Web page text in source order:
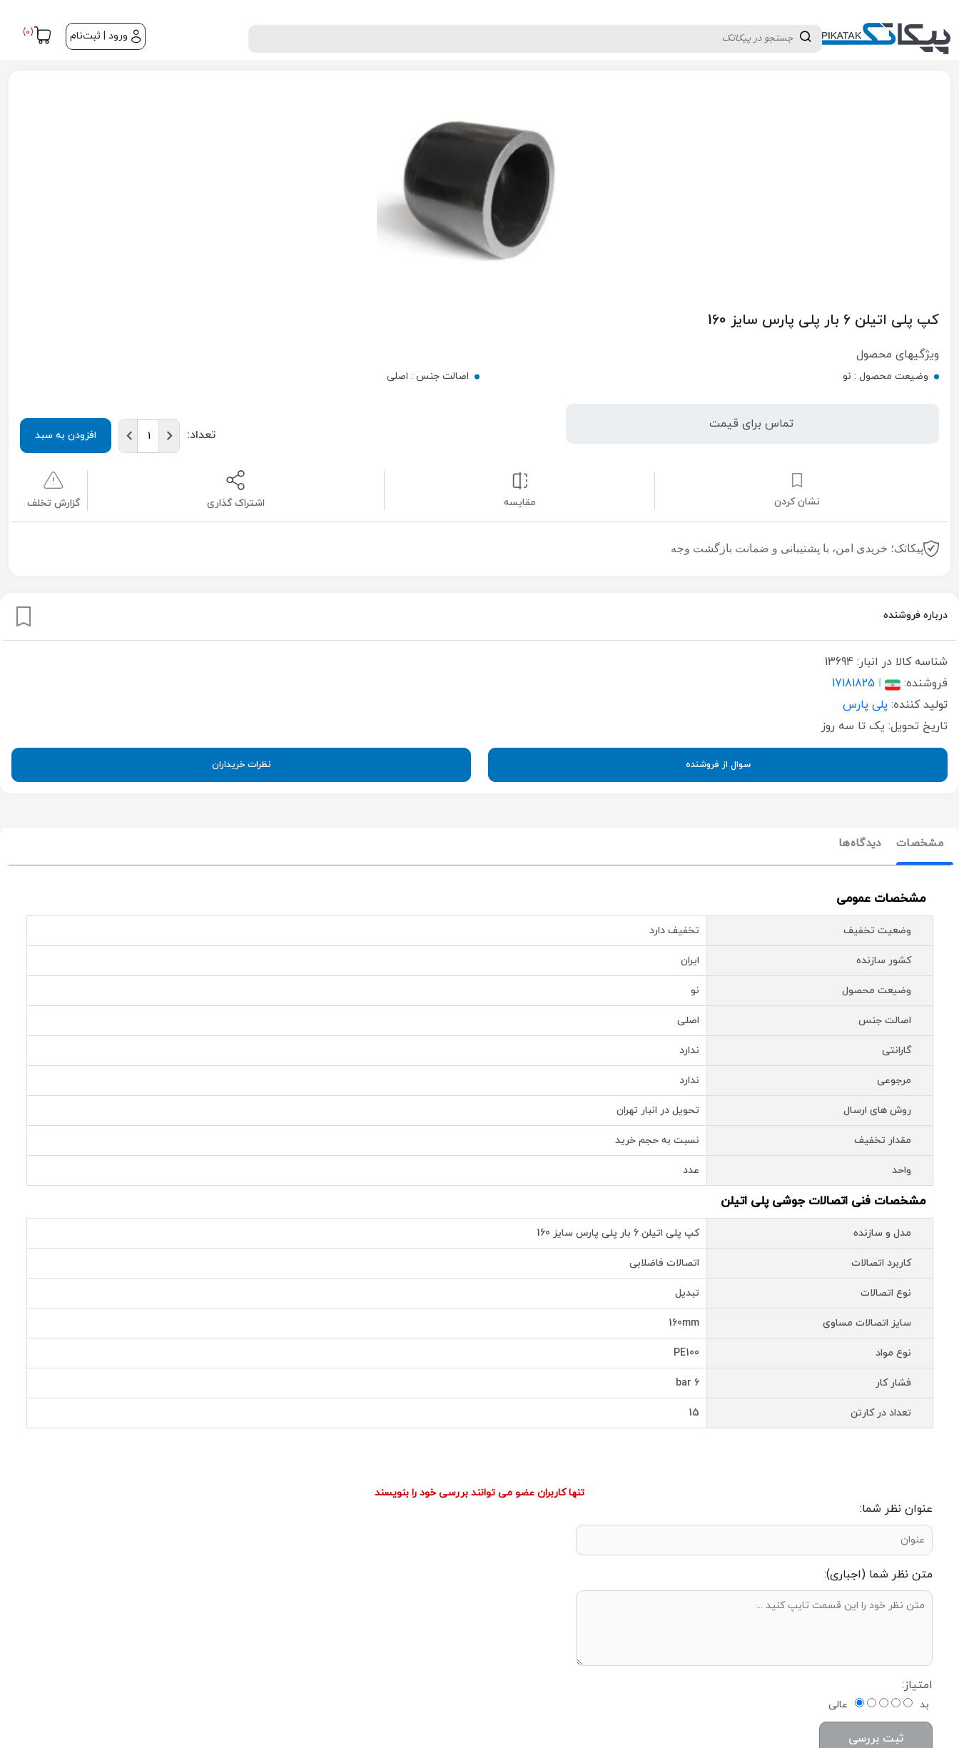
ورود | ثبت‌نام (0)
پیکاتک / لوله و اتصالات / اتصالات پایپینگ / اتصالات پلی اتیلن جوشی
کپ پلی اتیلن 6 بار پلی پارس سایز 160
ویژگیهای محصول
وضیعت محصول : نو اصالت جنس : اصلی
تماس برای قیمت
تعداد: افزودن به سبد
نشان کردن مقایسه اشتراک گذاری گزارش تخلف
پیکاتک؛ خریدی امن، با پشتیبانی و ضمانت بازگشت وجه
درباره فروشنده
شناسه کالا در انبار: 13694
فروشنده:
❕ 17181825
تولید کننده: پلی پارس
تاریخ تحویل: یک تا سه روز
سوال از فروشنده نظرات خریداران
مشخصات دیدگاه‌ها
مشخصات عمومی
وضعیت تخفیف تخفیف دارد
کشور سازنده ایران
وضیعت محصول نو
اصالت جنس اصلی
گارانتی ندارد
مرجوعی ندارد
روش های ارسال تحویل در انبار تهران
مقدار تخفیف نسبت به حجم خرید
واحد عدد
مشخصات فنی اتصالات جوشی پلی اتیلن
مدل و سازنده کپ پلی اتیلن 6 بار پلی پارس سایز 160
کاربرد اتصالات اتصالات فاضلابی
نوع اتصالات تبدیل
سایز اتصالات مساوی 160mm
نوع مواد PE100
فشار کار 6 bar
تعداد در کارتن 15
تنها کاربران عضو می توانند بررسی خود را بنویسند
عنوان نظر شما:
متن نظر شما (اجباری):
امتیاز:
بد عالی
ثبت بررسی